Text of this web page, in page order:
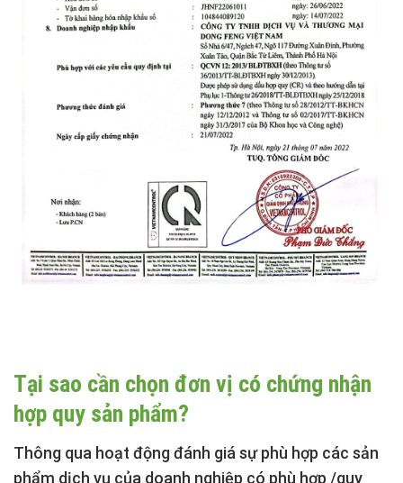
Tại sao cần chọn đơn vị có chứng nhận
hợp quy sản phẩm?
Thông qua hoạt động đánh giá sự phù hợp các sản
phẩm dịch vụ của doanh nghiệp có phù hợp /quy